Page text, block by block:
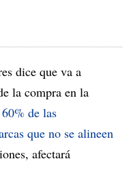
dice que va a
la compra en la
de las
que no se alineen
afectará